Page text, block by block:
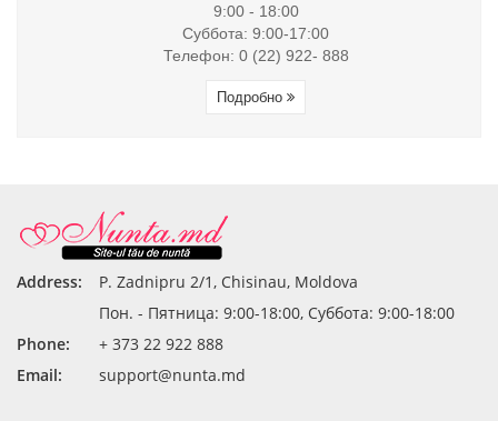
9:00 - 18:00
Суббота: 9:00-17:00
Телефон: 0 (22) 922- 888
Подробно
Address:
P. Zadnipru 2/1, Chisinau, Moldova
Пон. - Пятница: 9:00-18:00, Суббота: 9:00-18:00
Phone:
+ 373 22 922 888
Email:
support@nunta.md